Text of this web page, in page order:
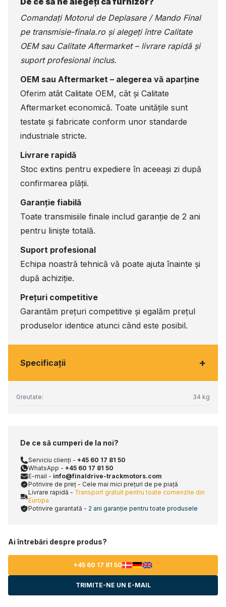
Comandați Motorul de Deplasare / Mando Final
pe transmisie-finala.ro și alegeți între Calitate
OEM sau Calitate Aftermarket – livrare rapidă și
suport profesional inclus.
OEM sau Aftermarket – alegerea vă aparține
Oferim atât Calitate OEM, cât și Calitate
Aftermarket economică. Toate unitățile sunt
testate și fabricate conform unor standarde
industriale stricte.
Livrare rapidă
Stoc extins pentru expediere în aceeași zi după
confirmarea plății.
Garanție fiabilă
Toate transmisiile finale includ garanție de 2 ani
pentru liniște totală.
Suport profesional
Echipa noastră tehnică vă poate ajuta înainte și
după achiziție.
Prețuri competitive
Garantăm prețuri competitive și egalăm prețul
produselor identice atunci când este posibil.
Specificaţii +
Greutate: 34 kg
De ce să cumperi de la noi?
Serviciu clienți - +45 60 17 81 50
WhatsApp - +45 60 17 81 50
E-mail - info@finaldrive-trackmotors.com
Potrivire de preț - Cele mai mici prețuri de pe piață
Livrare rapidă - Transport gratuit pentru toate comenzile din
Europa
Potrivire garantată - 2 ani garanție pentru toate produsele
Ai întrebări despre produs?
+45 60 17 81 50
TRIMITE-NE UN E-MAIL